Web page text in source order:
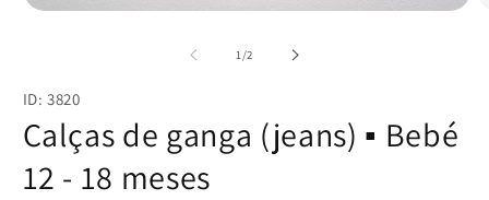
modal
1/de
2
ID: 3820
Calças de ganga (jeans) ▪️ Bebé
12 - 18 meses